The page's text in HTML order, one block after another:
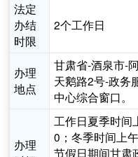
法定
办结
时限
2个工作日
办理
地点
甘肃省-酒泉市-
天鹅路2号-政务
中心综合窗口。
办理
工作日夏季时间
0；冬季时间上
节假日期间甘肃